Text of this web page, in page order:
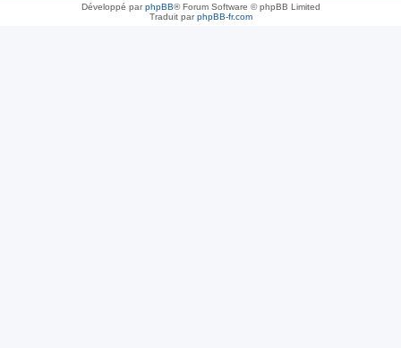
Développé parphpBB® Forum Software © phpBB Limited
Traduit parphpBB-fr.com